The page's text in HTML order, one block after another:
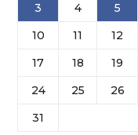
3
4 5
10
11 12
17
18 19
24
25 26
31